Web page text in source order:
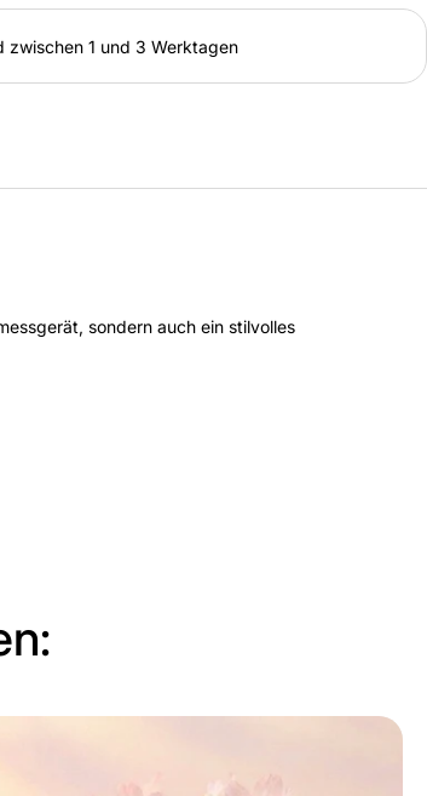
zwischen 1 und 3 Werktagen
sondern auch ein stilvolles